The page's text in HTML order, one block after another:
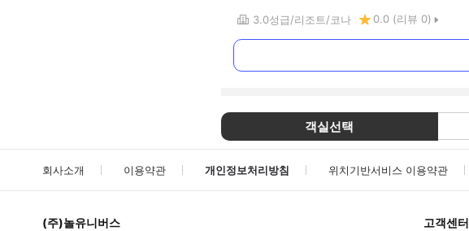
3.0성급 리조트 코나 0.0 (리뷰 0)
객실선택
회사소개 이용약관 개인정보처리방침 위치기반서비스 이용약관
(주)놀유니버스 고객센터